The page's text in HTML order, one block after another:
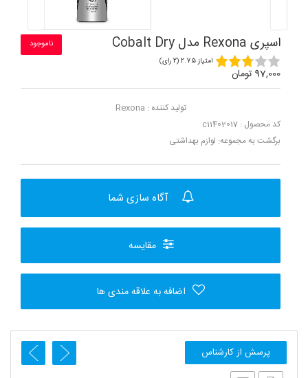
اسپری Rexona مدل Cobalt Dry ناموجود
امتیاز 2.75 (2 رای)
97,000 تومان
تولید کننده : Rexona
کد محصول : c11402017
برگشت به مجموعه: لوازم بهداشتی
آگاه سازی شما
مقایسه
اضافه به علاقه مندی ها
پرسش از کارشناس